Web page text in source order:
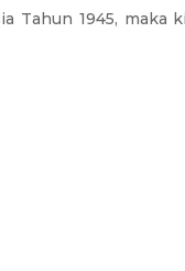
Tahun 1945,